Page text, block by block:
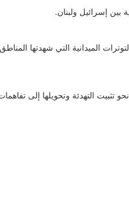
بين إسرائيل ولبنان.
الميدانية التي شهدتها
تثبيت التهدئة وتحويلها إلى